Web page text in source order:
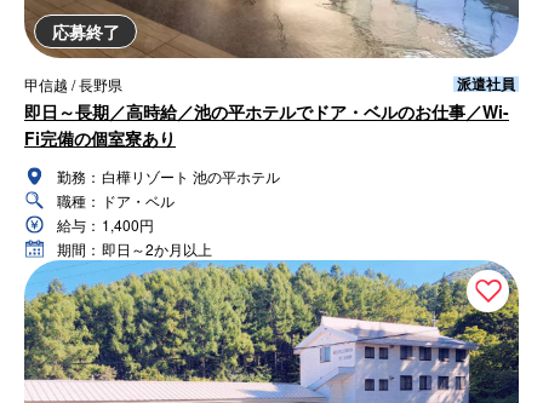
応募終了
甲信越 / 長野県 派遣社員
即日～長期／高時給／池の平ホテルでドア・ベルのお仕事／Wi-
Fi完備の個室寮あり
勤務： 白樺リゾート 池の平ホテル
職種： ドア・ベル
給与： 1,400円
期間： 即日～2か月以上